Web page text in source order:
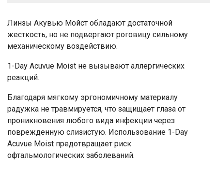
Линзы Акувью Мойст обладают достаточной
жесткость, но не подвергают роговицу сильному
механическому воздействию.
1-Day Acuvue Moist не вызывают аллергических
реакций.
Благодаря мягкому эргономичному материалу
радужка не травмируется, что защищает глаза от
проникновения любого вида инфекции через
поврежденную слизистую. Использование 1-Day
Acuvue Moist предотвращает риск
офтальмологических заболеваний.